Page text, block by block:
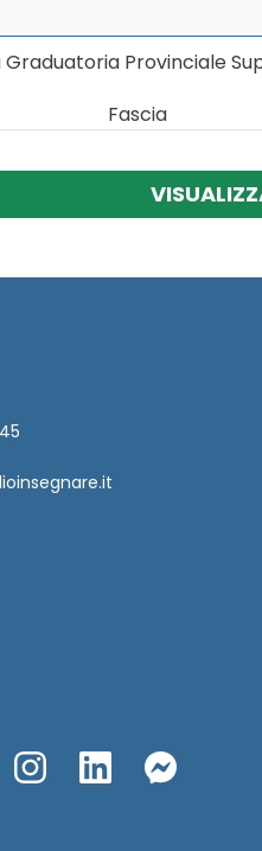
Provinciale
Fascia